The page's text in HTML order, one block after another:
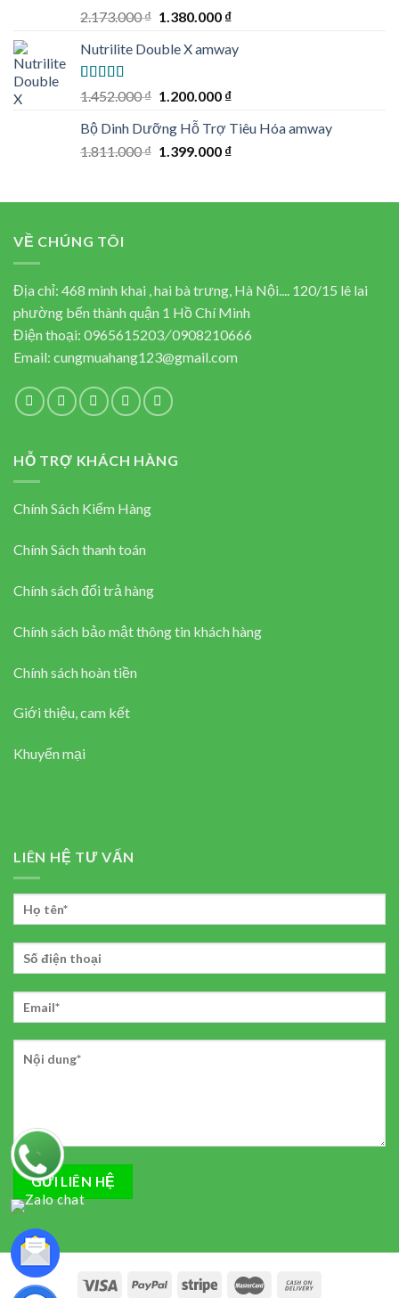
Rated5.00
2.173.000₫ Original
was:
1.380.000 ₫Current
is:
Nutrilite Double X amway
Rated 5.00
1.452.000₫ Original
was:
1.452.000 ₫.
1.200.000 ₫Current
is:
1.200.000 ₫.
Bộ Dinh Dưỡng Hỗ Trợ Tiêu Hóa amway
1.811.000₫ Original
1.811.000 ₫.
1.399.000 ₫Current
1.399.000 ₫.
VỀ CHÚNG TÔI
Địa chỉ: 468 minh khai , hai bà trưng, Hà Nội.... 120/15 lê lai
phường bến thành quận 1 Hồ Chí Minh
Điện thoại: 0965615203/0908210666
Email: cungmuahang123@gmail.com
HỖ TRỢ KHÁCH HÀNG
Chính Sách Kiểm Hàng
Chính Sách thanh toán
Chính sách đổi trả hàng
Chính sách bảo mật thông tin khách hàng
Chính sách hoàn tiền
Giới thiệu, cam kết
Khuyến mại
LIÊN HỆ TƯ VẤN